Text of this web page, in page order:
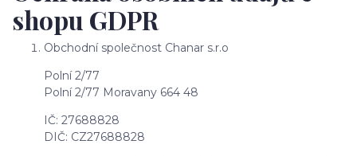
shopu GDPR
Obchodní společnost Chanar s.r.o
Polní 2/77
Polní 2/77 Moravany 664 48
IČ: 27688828
DIČ: CZ27688828